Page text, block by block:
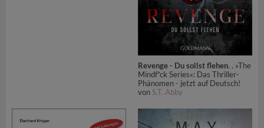
Revenge - Du sollst flehen. . »The
Mindf*ck Series«: Das Thriller-
Phänomen - jetzt auf Deutsch!
von S.T. Abby